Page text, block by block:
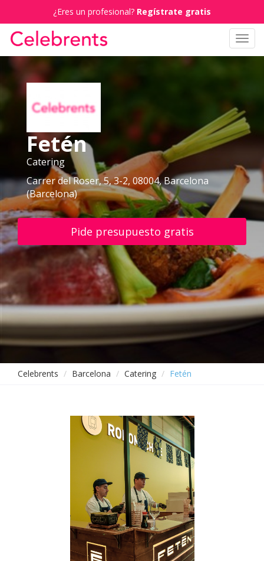
¿Eres un profesional? Regístrate gratis
Fetén
Catering
Carrer del Roser, 5, 3-2, 08004, Barcelona
(Barcelona)
Pide presupuesto gratis
Celebrents Barcelona Catering Fetén